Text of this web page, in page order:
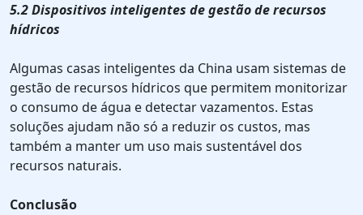
5.2 Dispositivos inteligentes de gestão de recursos
hídricos
Algumas casas inteligentes da China usam sistemas de
gestão de recursos hídricos que permitem monitorizar
o consumo de água e detectar vazamentos. Estas
soluções ajudam não só a reduzir os custos, mas
também a manter um uso mais sustentável dos
recursos naturais.
Conclusão